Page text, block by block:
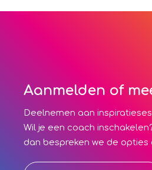
Aanmelden of
Deelnemen aan
Wil je een coach
dan bespreken we de opties